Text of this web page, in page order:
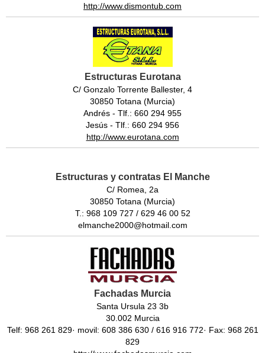
http://www.dismontub.com
Estructuras Eurotana
C/ Gonzalo Torrente Ballester, 4
30850 Totana (Murcia)
Andrés - Tlf.: 660 294 955
Jesús - Tlf.: 660 294 956
http://www.eurotana.com
Estructuras y contratas El Manche
C/ Romea, 2a
30850 Totana (Murcia)
T.: 968 109 727 / 629 46 00 52
elmanche2000@hotmail.com
Fachadas Murcia
Santa Ursula 23 3b
30.002 Murcia
Telf: 968 261 829· movil: 608 386 630 / 616 916 772· Fax: 968 261
829